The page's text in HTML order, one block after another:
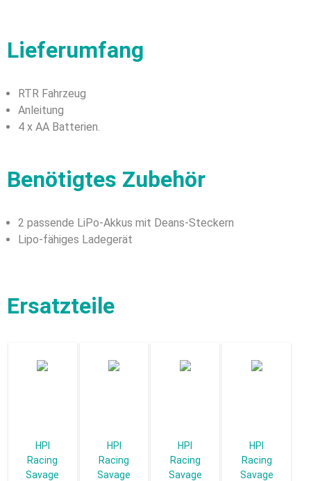
Lieferumfang
RTR Fahrzeug
Anleitung
4 x AA Batterien.
Benötigtes Zubehör
2 passende LiPo-Akkus mit Deans-Steckern
Lipo-fähiges Ladegerät
Ersatzteile
HPI
Racing
Savage
HPI
Racing
Savage
HPI
Racing
Savage
HPI
Racing
Savage